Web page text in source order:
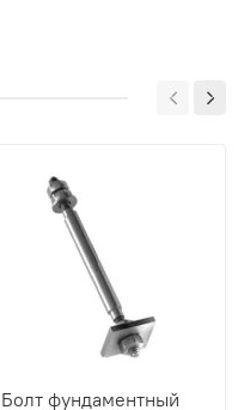
Болт фундаментный